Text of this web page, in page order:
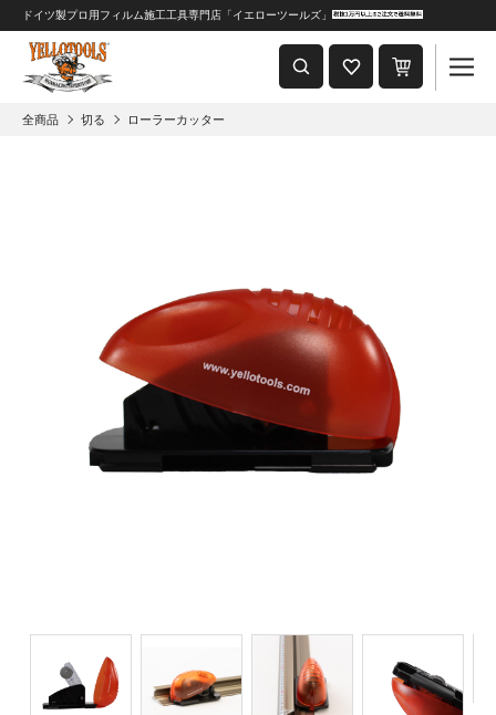
重要なおしらせ
2024年8月1日 価格改定につきまして
ドイツ製プロ用フィルム施工工具専門店「イエローツールズ」
全商品 切る ローラーカッター